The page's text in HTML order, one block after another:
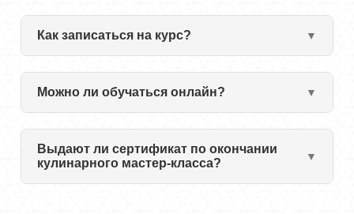
Как записаться на курс?
Можно ли обучаться онлайн?
Выдают ли сертификат по окончании
кулинарного мастер-класса?